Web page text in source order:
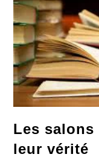
Les salons
leur vérité